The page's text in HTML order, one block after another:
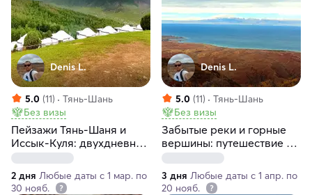
Denis L.
5.0 (11)
Тянь-Шань
Без визы
Пейзажи Тянь-Шаня и
Иссык-Куля: двухдневный
маршрут
2 дня Любые даты с 1 мар. по
30 нояб.
Denis L.
5.0 (11)
Тянь-Шань
Без визы
Забытые реки и горные
вершины: путешествие по
южному берегу Иссык-
Куля
3 дня Любые даты с 1 апр. по
20 нояб.